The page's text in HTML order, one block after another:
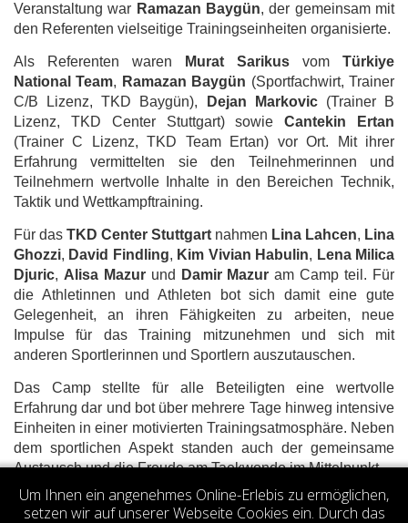
Veranstaltung war Ramazan Baygün, der gemeinsam mit
den Referenten vielseitige Trainingseinheiten organisierte.
Als Referenten waren Murat Sarikus vom Türkiye
National Team, Ramazan Baygün (Sportfachwirt, Trainer
C/B Lizenz, TKD Baygün),
Dejan Markovic(Trainer B
Lizenz, TKD Center Stuttgart) sowieCantekin Ertan
(Trainer C Lizenz, TKD Team Ertan) vor Ort. Mit ihrer
Erfahrung vermittelten sie den Teilnehmerinnen und
Teilnehmern wertvolle Inhalte in den Bereichen Technik,
Taktik und Wettkampftraining.
Für das TKD Center Stuttgart nahmen Lina Lahcen, Lina
Ghozzi, David Findling, Kim Vivian Habulin, Lena Milica
Djuric, Alisa Mazurund Damir Mazur am Camp teil. Für
die Athletinnen und Athleten bot sich damit eine gute
Gelegenheit, an ihren Fähigkeiten zu arbeiten, neue
Impulse für das Training mitzunehmen und sich mit
anderen Sportlerinnen und Sportlern auszutauschen.
Das Camp stellte für alle Beteiligten eine wertvolle
Erfahrung dar und bot über mehrere Tage hinweg intensive
Einheiten in einer motivierten Trainingsatmosphäre. Neben
dem sportlichen Aspekt standen auch der gemeinsame
Austausch und die Freude am Taekwondo im Mittelpunkt.
Votes 0.00 (0 votes)
Um Ihnen ein angenehmes Online-Erlebis zu ermöglichen,
setzen wir auf unserer Webseite Cookies ein. Durch das